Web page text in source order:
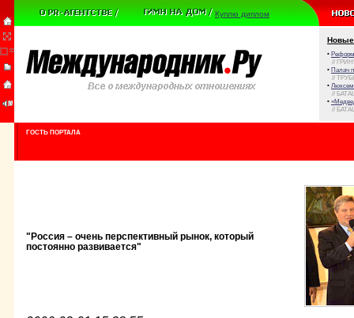
Куплю диплом
Новые
•
//
• Палач
//
•
//
•
//
ГОСТЬ ПОРТАЛА
"Россия – очень перспективный рынок, который
постоянно развивается"